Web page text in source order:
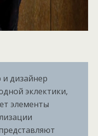
и дизайнер
эклектики,
элементы